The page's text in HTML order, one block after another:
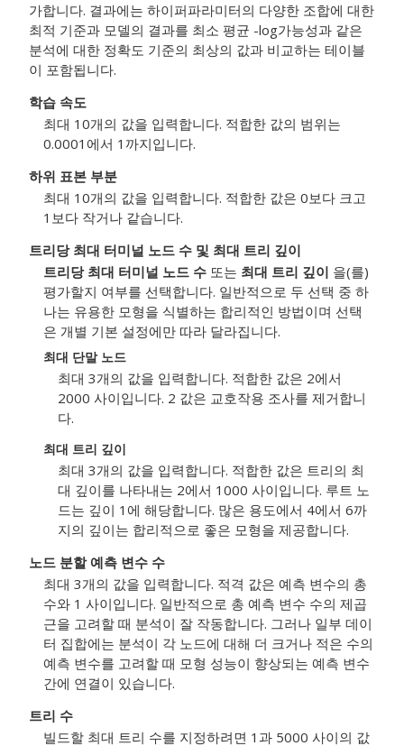
가합니다. 결과에는 하이퍼파라미터의 다양한 조합에 대한
최적 기준과 모델의 결과를 최소 평균 -log가능성과 같은
분석에 대한 정확도 기준의 최상의 값과 비교하는 테이블
이 포함됩니다.
학습 속도
최대 10개의 값을 입력합니다. 적합한 값의 범위는
0.0001에서 1까지입니다.
하위 표본 부분
최대 10개의 값을 입력합니다. 적합한 값은 0보다 크고
1보다 작거나 같습니다.
트리당 최대 터미널 노드 수 및 최대 트리 깊이
트리당 최대 터미널 노드 수 또는 최대 트리 깊이 을(를)
평가할지 여부를 선택합니다. 일반적으로 두 선택 중 하
나는 유용한 모형을 식별하는 합리적인 방법이며 선택
은 개별 기본 설정에만 따라 달라집니다.
최대 단말 노드
최대 3개의 값을 입력합니다. 적합한 값은 2에서
2000 사이입니다. 2 값은 교호작용 조사를 제거합니
다.
최대 트리 깊이
최대 3개의 값을 입력합니다. 적합한 값은 트리의 최
대 깊이를 나타내는 2에서 1000 사이입니다. 루트 노
드는 깊이 1에 해당합니다. 많은 용도에서 4에서 6까
지의 깊이는 합리적으로 좋은 모형을 제공합니다.
노드 분할 예측 변수 수
최대 3개의 값을 입력합니다. 적격 값은 예측 변수의 총
수와 1 사이입니다. 일반적으로 총 예측 변수 수의 제곱
근을 고려할 때 분석이 잘 작동합니다. 그러나 일부 데이
터 집합에는 분석이 각 노드에 대해 더 크거나 적은 수의
예측 변수를 고려할 때 모형 성능이 향상되는 예측 변수
간에 연결이 있습니다.
트리 수
빌드할 최대 트리 수를 지정하려면 1과 5000 사이의 값